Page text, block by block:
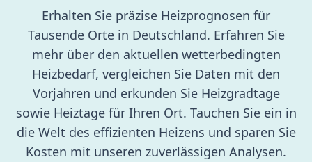
Erhalten Sie präzise Heizprognosen für
Tausende Orte in Deutschland. Erfahren Sie
mehr über den aktuellen wetterbedingten
Heizbedarf, vergleichen Sie Daten mit den
Vorjahren und erkunden Sie Heizgradtage
sowie Heiztage für Ihren Ort. Tauchen Sie ein in
die Welt des effizienten Heizens und sparen Sie
Kosten mit unseren zuverlässigen Analysen.